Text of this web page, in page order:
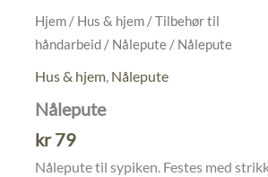
Hjem / Hus & hjem /Tilbehør til
håndarbeid / Nålepute / Nålepute
Hus & hjem Nålepute
Nålepute
kr79
Nålepute til sypiken. Festes med